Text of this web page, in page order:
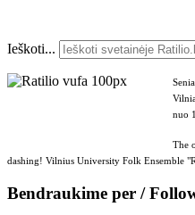
Ieškoti...
nuo
The
dashing! Vilnius University Folk Ensemble
Bendraukime per /